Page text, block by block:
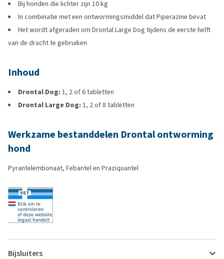
Bij honden die lichter zijn 10 kg
In combinatie met een ontwormingsmiddel dat Piperazine bevat
Het wordt afgeraden om Drontal Large Dog tijdens de eerste helft
van de dracht te gebruiken
Inhoud
Drontal Dog: 1, 2 of 6 tabletten
Drontal Large Dog: 1, 2 of 8 tabletten
Werkzame bestanddelen Drontal ontworming
hond
Pyrantelembonaat, Febantel en Praziquantel
Bijsluiters